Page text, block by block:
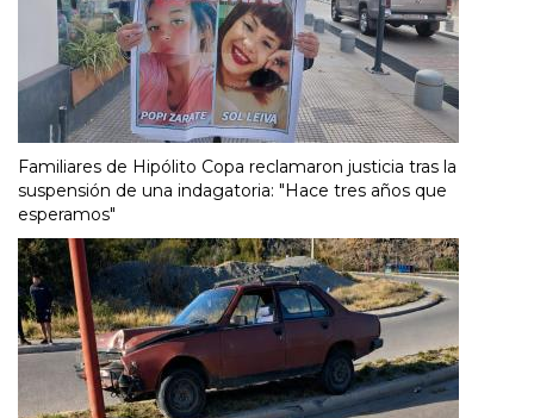
Familiares de Hipólito Copa reclamaron justicia tras la
suspensión de una indagatoria: "Hace tres años que
esperamos"